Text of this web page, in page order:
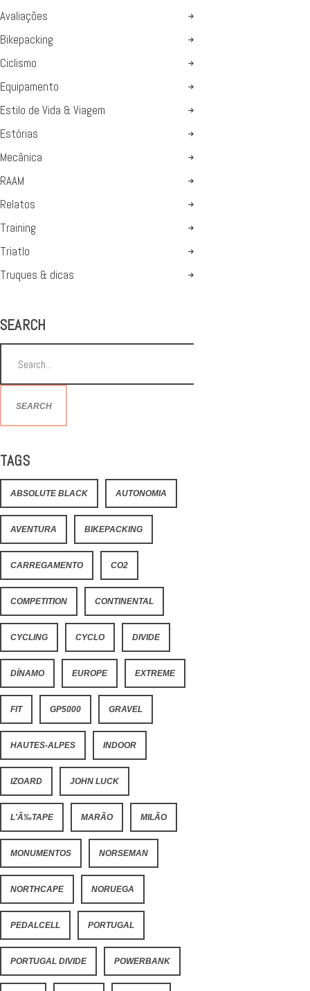
Avaliações
Bikepacking
Ciclismo
Equipamento
Estilo de Vida & Viagem
Estórias
Mecânica
RAAM
Relatos
Training
Triatlo
Truques & dicas
SEARCH
SEARCH
TAGS
ABSOLUTE BLACK AUTONOMIA
AVENTURA BIKEPACKING
CARREGAMENTO CO2
COMPETITION CONTINENTAL
CYCLING CYCLO DIVIDE
DÍNAMO EUROPE EXTREME
FIT GP5000 GRAVEL
HAUTES-ALPES INDOOR
IZOARD JOHN LUCK
L'Ã‰TAPE MARÃO MILÃO
MONUMENTOS NORSEMAN
NORTHCAPE NORUEGA
PEDALCELL PORTUGAL
PORTUGAL DIVIDE POWERBANK